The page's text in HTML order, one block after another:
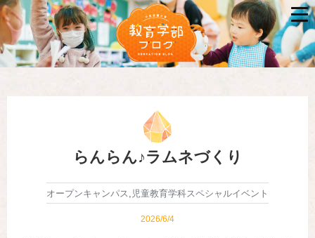
らんらん♪ラムネづくり
2026/6/4
オープンキャンパス 児童教育学科スペシャルイベント